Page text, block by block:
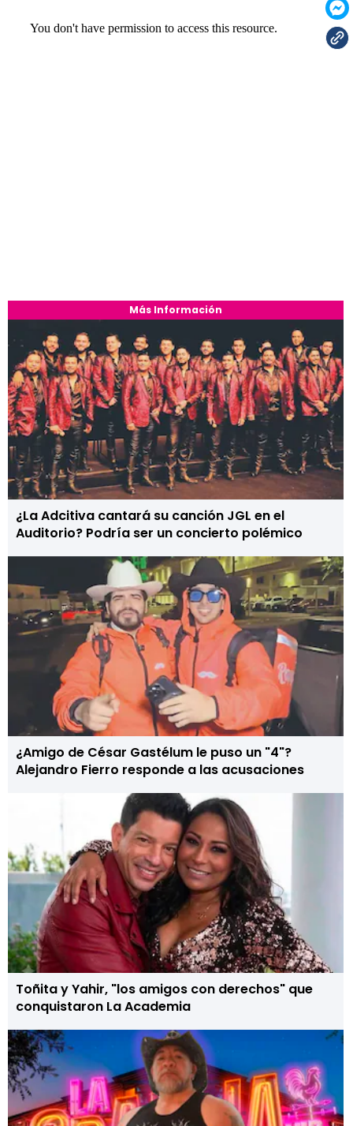
Más Información
¿La Adcitiva cantará su canción JGL en el
Auditorio? Podría ser un concierto polémico
¿Amigo de César Gastélum le puso un "4"?
Alejandro Fierro responde a las acusaciones
Toñita y Yahir, "los amigos con derechos" que
conquistaron La Academia